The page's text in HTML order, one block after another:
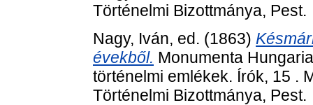
Történelmi Bizottmánya, Pest.
Nagy, Iván, ed. (1863)
évekből. Monumenta
történelmi emlékek. Írók, 15 .
Történelmi Bizottmánya, Pest.